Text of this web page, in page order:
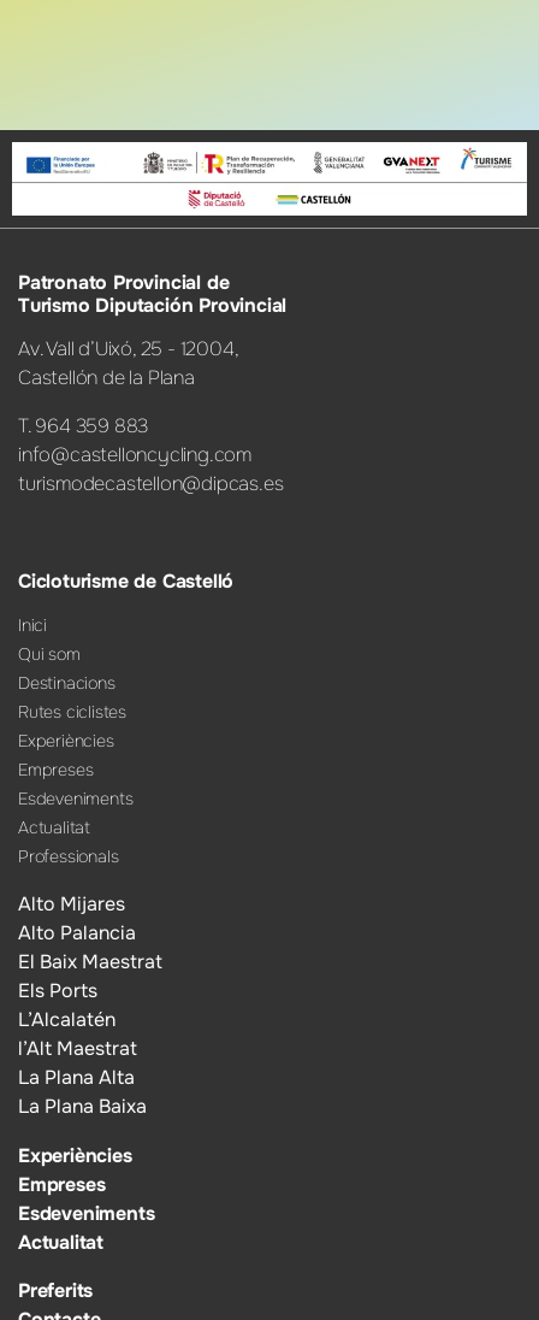
Patronato Provincial de
Turismo Diputación Provincial
Av. Vall d’Uixó, 25 - 12004,
Castellón de la Plana
T. 964 359 883
info@castelloncycling.com
turismodecastellon@dipcas.es
Cicloturisme de Castelló
Inici
Qui som
Destinacions
Rutes ciclistes
Experiències
Empreses
Esdeveniments
Actualitat
Professionals
Alto Mijares
Alto Palancia
El Baix Maestrat
Els Ports
L’Alcalatén
l’Alt Maestrat
La Plana Alta
La Plana Baixa
Experiències
Empreses
Esdeveniments
Actualitat
Preferits